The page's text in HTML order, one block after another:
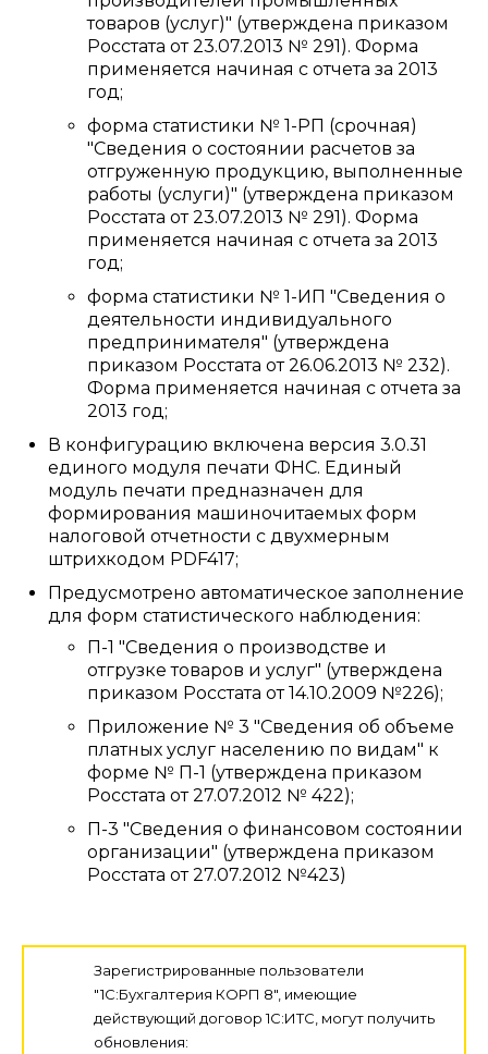
товаров (услуг)" (утверждена приказом
Росстата от 23.07.2013 № 291). Форма
применяется начиная с отчета за 2013
год;
форма статистики № 1-РП (срочная)
"Сведения о состоянии расчетов за
отгруженную продукцию, выполненные
работы (услуги)" (утверждена приказом
Росстата от 23.07.2013 № 291). Форма
применяется начиная с отчета за 2013
год;
форма статистики № 1-ИП "Сведения о
деятельности индивидуального
предпринимателя" (утверждена
приказом Росстата от 26.06.2013 № 232).
Форма применяется начиная с отчета за
2013 год;
В конфигурацию включена версия 3.0.31
единого модуля печати ФНС. Единый
модуль печати предназначен для
формирования машиночитаемых форм
налоговой отчетности с двухмерным
штрихкодом PDF417;
Предусмотрено автоматическое заполнение
для форм статистического наблюдения:
П-1 "Сведения о производстве и
отгрузке товаров и услуг" (утверждена
приказом Росстата от 14.10.2009 №226);
Приложение № 3 "Сведения об объеме
платных услуг населению по видам" к
форме № П-1 (утверждена приказом
Росстата от 27.07.2012 № 422);
П-3 "Сведения о финансовом состоянии
организации" (утверждена приказом
Росстата от 27.07.2012 №423)
Зарегистрированные пользователи
"1С:Бухгалтерия КОРП 8", имеющие
действующий договор 1С:ИТС, могут получить
обновления: